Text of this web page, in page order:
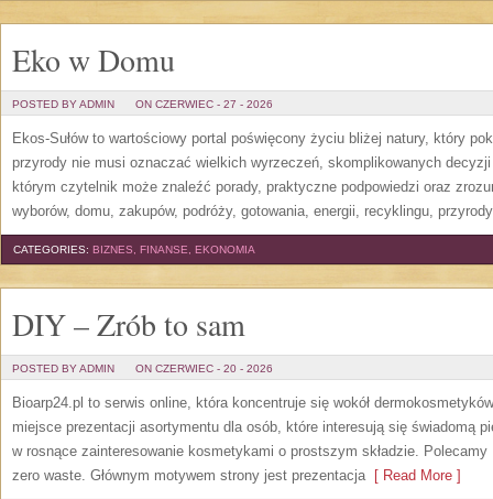
Eko w Domu
POSTED BY ADMIN ON CZERWIEC - 27 - 2026
Ekos-Sułów to wartościowy portal poświęcony życiu bliżej natury, który
przyrody nie musi oznaczać wielkich wyrzeczeń, skomplikowanych
którym czytelnik może znaleźć porady, praktyczne podpowiedzi oraz
wyborów, domu, zakupów, podróży, gotowania, energii, recyklingu,
CATEGORIES: BIZNES, FINANSE, EKONOMIA
DIY – Zrób to sam
POSTED BY ADMIN ON CZERWIEC - 20 - 2026
Bioarp24.pl to serwis online, która koncentruje się wokół
miejsce prezentacji asortymentu dla osób, które interesują się świadomą
w rosnące zainteresowanie kosmetykami o prostszym składzie. Polecamy
zero waste. Głównym motywem strony jest prezentacja[ Read More ]